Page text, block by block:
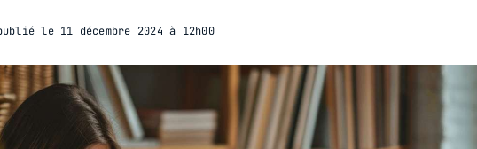
le 11 décembre 2024 à 12h00